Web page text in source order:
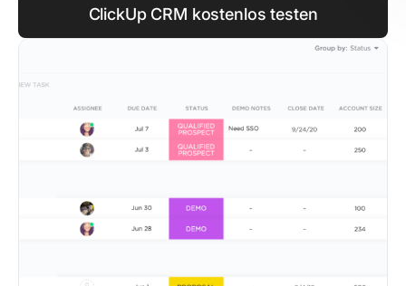
ClickUp CRM kostenlos testen